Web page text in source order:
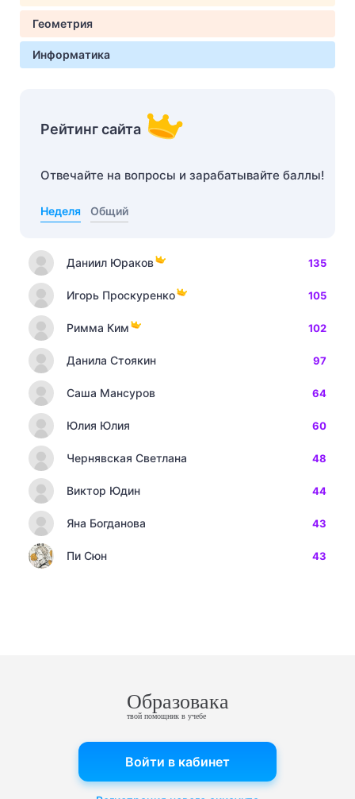
Геометрия
Информатика
Рейтинг сайта
Отвечайте на вопросы и зарабатывайте баллы!
Неделя Общий
Даниил Юраков 135
Игорь Проскуренко 105
Римма Ким 102
Данила Стоякин 97
Саша Мансуров 64
Юлия Юлия 60
Чернявская Светлана 48
Виктор Юдин 44
Яна Богданова 43
Пи Сюн 43
Образовака
твой помощник в учебе
Войти в кабинет